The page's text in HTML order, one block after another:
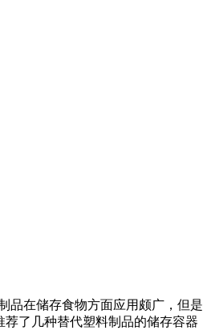
在储存食物方面应用颇广，但
了几种替代塑料制品的储存容器